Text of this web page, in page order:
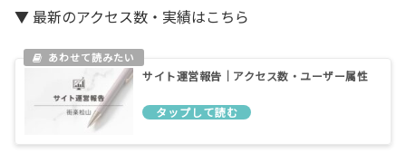
▼ 最新のアクセス数・実績はこちら
サイト運営報告｜アクセス数・ユーザー属性